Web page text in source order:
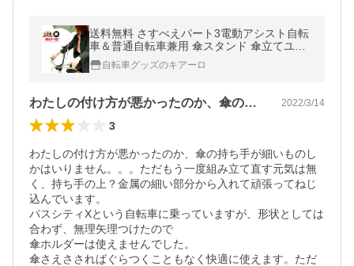
送料無料 さすべえパート3電動アシスト自転
車＆普通自転車兼用 傘スタンド 傘立てユナ
イト さすべえPART3 ブラック傘を収納でき
る傘ホルダー(傘立て)付き
自転車グッズのキアーロ
わたしの付け方が悪かったのか、傘の持ち… 2022/3/14
3
わたしの付け方が悪かったのか、傘の持ち手が細いものし
かはいりません。。。ただもう一度組み立て直す元気は無
く、持ち手の上？金属の細い部分から入れて頑張ってねじ
込んでいます。
パスシティXという自転車に乗っていますが、形状としては
合わず、無理矢理つけたので
傘ホルダーは使えませんでした。
傘さえささればぐらつくこともなく快適に使えます。ただ